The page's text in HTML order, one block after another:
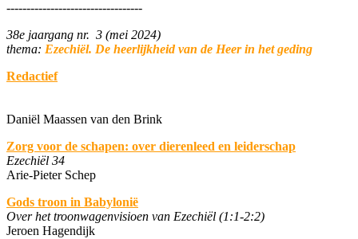
----------------------------------
38e jaargang nr. 3 (mei 2024)
thema: Ezechiël. De heerlijkheid van de Heer in het geding
Redactief
Daniël Maassen van den Brink
Zorg voor de schapen: over dierenleed en leiderschap
Ezechiël 34
Arie-Pieter Schep
Gods troon in Babylonië
Over het troonwagenvisioen van Ezechiël (1:1-2:2)
Jeroen Hagendijk